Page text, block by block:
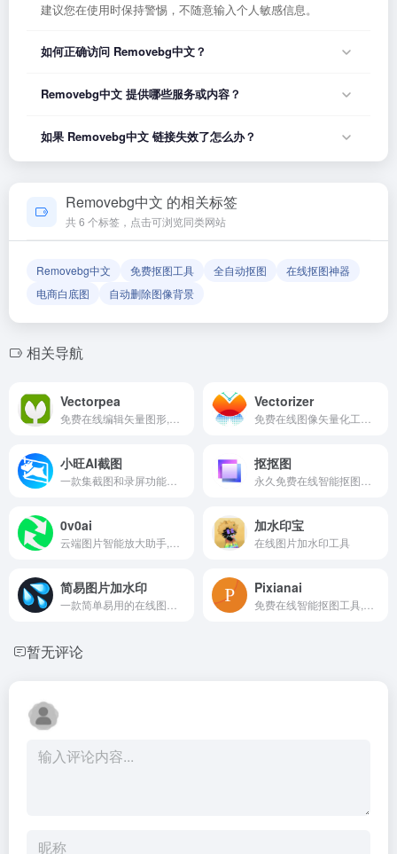
建议您在使用时保持警惕，不随意输入个人敏感信息。
如何正确访问 Removebg中文？
中文，或者在浏览器地址栏输入正确的网址。如果遇到无法访
稍后再试。
Removebg中文 提供哪些服务或内容？
作为导航平台，致力于帮助用户发现和整理优质网站资源，具
体网站的内容与服务由该网站运营方负责。
如果 Removebg中文 链接失效了怎么办？
如果发现链接无法打开或内容已变更，您可以使用页面上的
确保导航链接的准确性和有效性。
Removebg中文 的相关标签
共 6 个标签，点击可浏览同类网站
Removebg中文 免费抠图工具 全自动抠图
在线抠图神器
电商白底图
自动删除图像背景
相关导航
Vectorpea Vectorizer
小旺AI截图 抠抠图
0v0ai 加水印宝
在线图片加水印工具
简易图片加水印 Pixianai
暂无评论